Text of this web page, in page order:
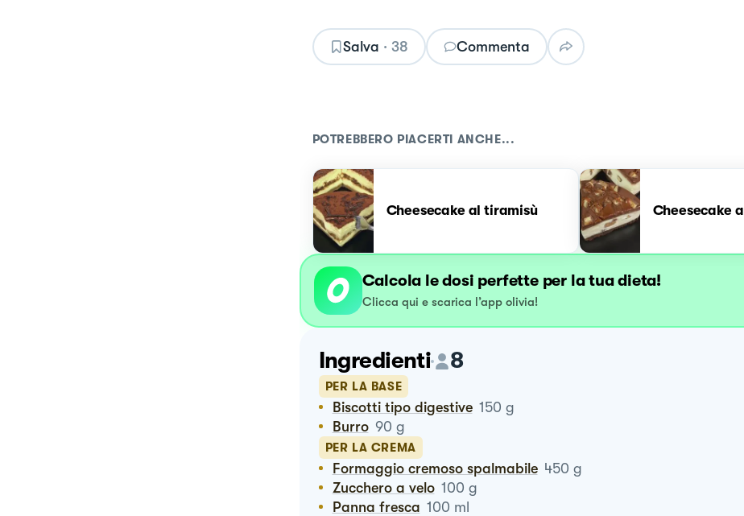
Salva · 38 Commenta
POTREBBERO PIACERTI ANCHE...
Cheesecake al tiramisù Cheesecake
Calcola le dosi perfette per la tua dieta!
Clicca qui e scarica l’app olivia!
Ingredienti 8
PER LA BASE
Biscotti tipo digestive 150 g
Burro 90 g
PER LA CREMA
Formaggio cremoso spalmabile 450 g
Zucchero a velo 100 g
Panna fresca 100 ml